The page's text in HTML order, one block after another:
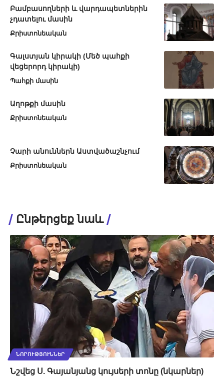
Բամբասողների և վարդապետներին
չդատելու մասին
Քրիստոնեական
Գալստյան կիրակի (Մեծ պահքի
վեցերորդ կիրակի)
Պահքի մասին
Աղոթքի մասին
Քրիստոնեական
Չարի անուններն Աստվածաշնչում
Քրիստոնեական
Ընթերցեք նաև
ՆՈՐՈՒԹՅՈՒՆՆԵՐ
Նշվեց Ս. Գայանյանց կույսերի տոնը (նկարներ)